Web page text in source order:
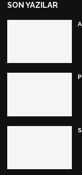
SON YAZILAR